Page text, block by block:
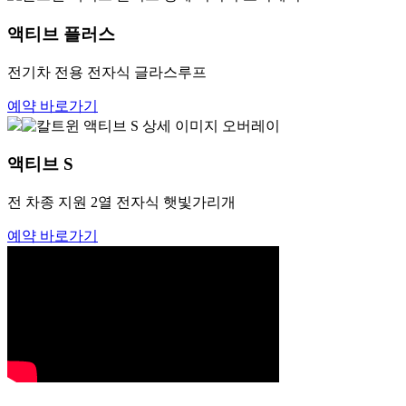
액티브 플러스
전기차 전용 전자식 글라스루프
예약 바로가기
액티브 S
전 차종 지원 2열 전자식 햇빛가리개
예약 바로가기